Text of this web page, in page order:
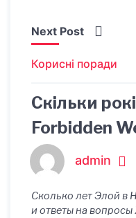
Next Post
Корисні поради
Скільки
Forbidden
admin
Сколько лет Элой в
и ответы на вопросы